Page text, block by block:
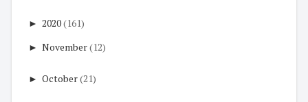
► 2020(161)
► November(12)
► October(21)